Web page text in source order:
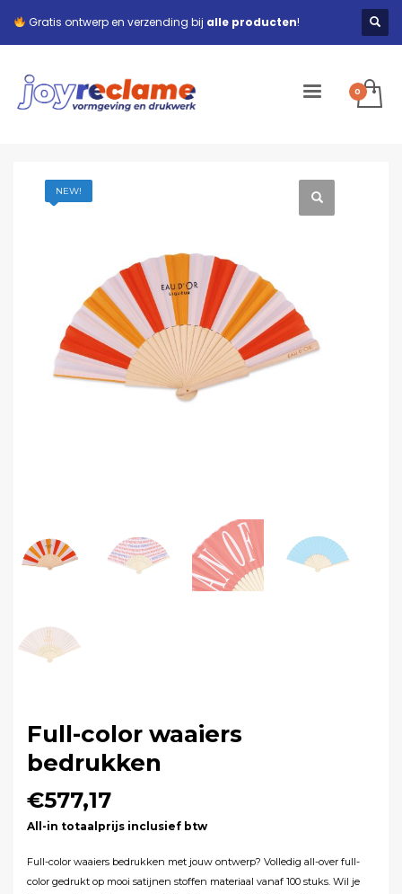
Gratis ontwerp en verzending bij alle producten!
NEW!
Full-color waaiers
bedrukken
€577,17
All-in totaalprijs inclusief btw
Full-color waaiers bedrukken met jouw ontwerp? Volledig all-over full-
color gedrukt op mooi satijnen stoffen materiaal vanaf 100 stuks. Wil je